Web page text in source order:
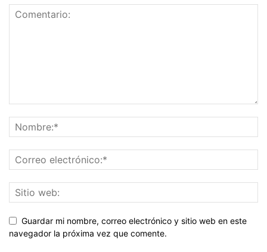
Guardar mi nombre, correo electrónico y sitio web en este
navegador la próxima vez que comente.